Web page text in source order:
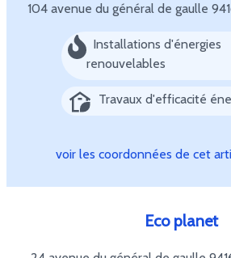
104 avenue du général de gaulle
Installations d'énergies
renouvelables
Travaux d'efficacité
voir les coordonnées de cet
Eco planet